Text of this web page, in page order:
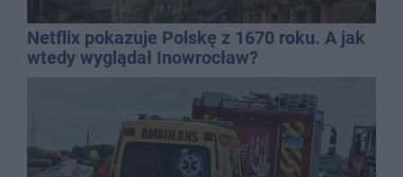
Netflix pokazuje Polskę z 1670 roku. A jak
wtedy wyglądał Inowrocław?